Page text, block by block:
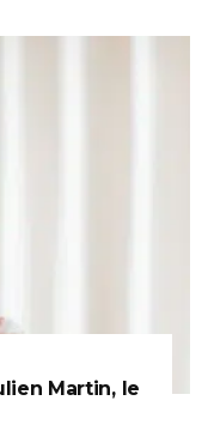
Martin, le